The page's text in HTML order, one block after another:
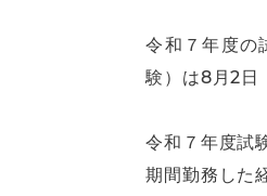
令和７年度の
験）は8月2日
令和７年度試
期間勤務した